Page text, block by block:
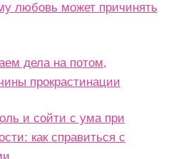
любовь может причинять
дела на потом,
прокрастинации
и сойти с ума при
как справиться с